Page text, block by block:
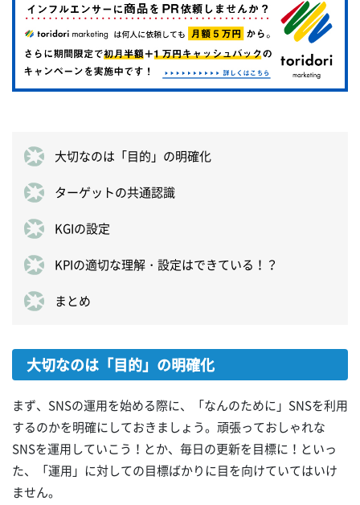
大切なのは「目的」の明確化
ターゲットの共通認識
KGIの設定
KPIの適切な理解・設定はできている！？
まとめ
大切なのは「目的」の明確化
まず、SNSの運用を始める際に、「なんのために」SNSを利用
するのかを明確にしておきましょう。頑張っておしゃれな
SNSを運用していこう！とか、毎日の更新を目標に！といっ
た、「運用」に対しての目標ばかりに目を向けていてはいけ
ません。